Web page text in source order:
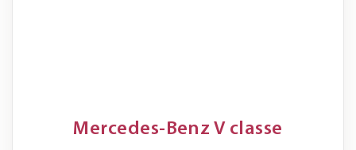
Mercedes-Benz V classe